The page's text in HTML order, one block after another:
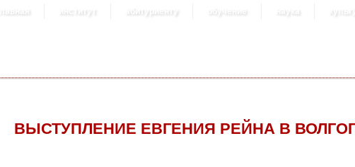
главная институт абитуриенту обучение наука
ВЫСТУПЛЕНИЕ ЕВГЕНИЯ РЕЙНА В